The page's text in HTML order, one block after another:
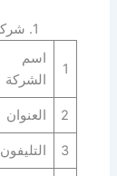
1. شركة تنظيف منازل بالباحة 0555423788
1
اسم
الشركة
2 العنوان
3 التليفون